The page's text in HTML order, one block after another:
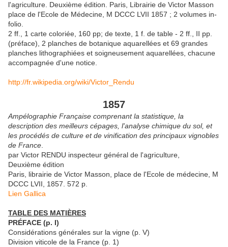
l'agriculture. Deuxième édition. Paris, Librairie de Victor Masson
place de l'Ecole de Médecine, M DCCC LVII 1857 ; 2 volumes in-
folio.
2 ff., 1 carte coloriée, 160 pp; de texte, 1 f. de table - 2 ff., II pp.
(préface), 2 planches de botanique aquarellées et 69 grandes
planches lithographiées et soigneusement aquarellées, chacune
accompagnée d'une notice.
http://fr.wikipedia.org/wiki/Victor_Rendu
1857
Ampélographie Française comprenant la statistique, la
description des meilleurs cépages, l'analyse chimique du sol, et
les procédés de culture et de vinification des principaux vignobles
de France
par Victor RENDU inspecteur général de l'agriculture,
Deuxième édition
Paris, librairie de Victor Masson, place de l'Ecole de médecine, M
DCCC LVII, 1857. 572 p.
Lien Gallica
TABLE DES MATIÈRES
PRÉFACE (p. I)
Considérations générales sur la vigne (p. V)
Division viticole de la France (p. 1)